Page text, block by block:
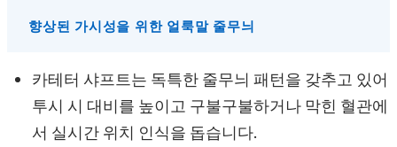
향상된 가시성을 위한 얼룩말 줄무늬
카테터 샤프트는 독특한 줄무늬 패턴을 갖추고 있어
투시 시 대비를 높이고 구불구불하거나 막힌 혈관에
서 실시간 위치 인식을 돕습니다.